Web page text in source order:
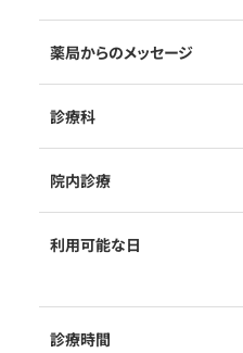
薬局からのメッセージ
診療科
院内診療
利用可能な日
診療時間